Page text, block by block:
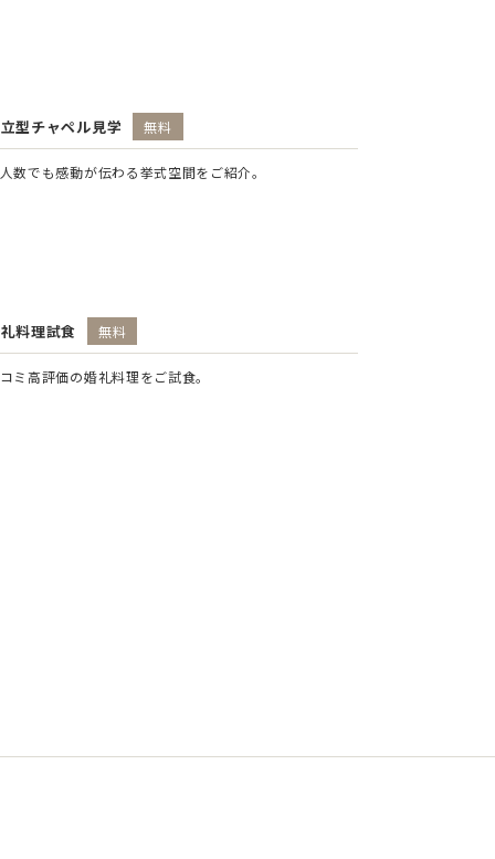
型チャペル見学 無料
数でも感動が伝わる挙式空間をご紹介。
料理試食 無料
ミ高評価の婚礼料理をご試食。